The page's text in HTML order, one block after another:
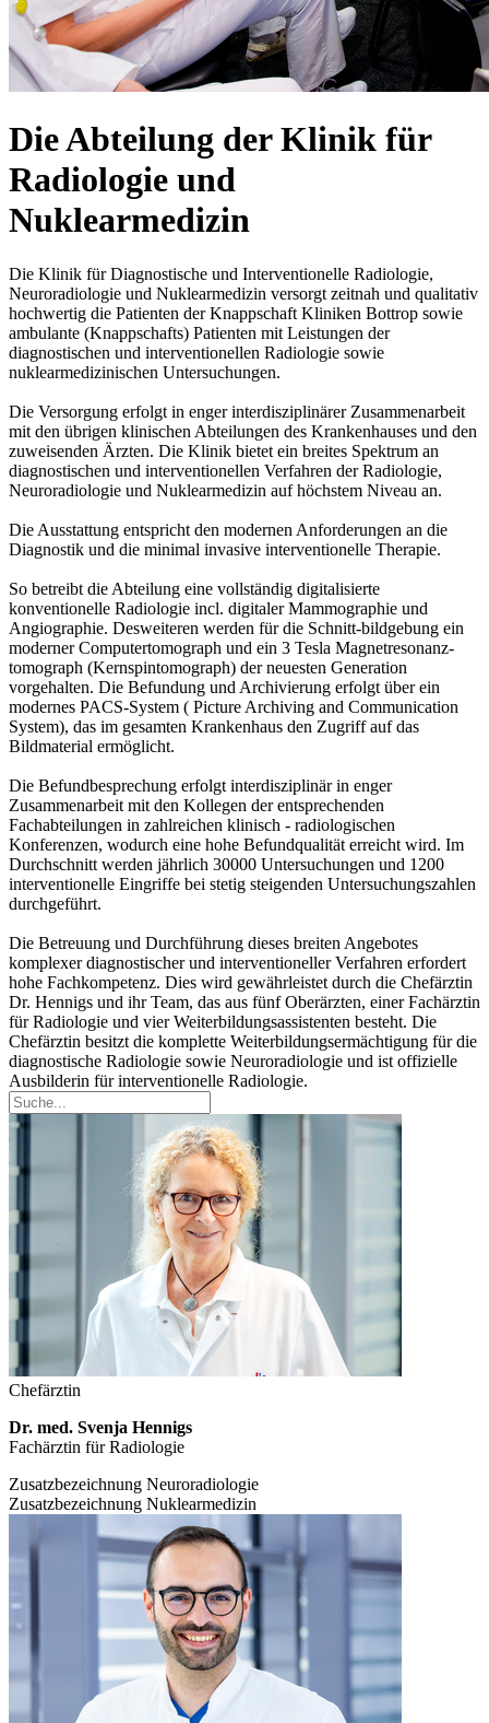
Die Abteilung der Klinik für
Radiologie und
Nuklearmedizin
Die Klinik für Diagnostische und Interventionelle Radiologie,
Neuroradiologie und Nuklearmedizin versorgt zeitnah und qualitativ
hochwertig die Patienten der Knappschaft Kliniken Bottrop sowie
ambulante (Knappschafts) Patienten mit Leistungen der
diagnostischen und interventionellen Radiologie sowie
nuklearmedizinischen Untersuchungen.
Die Versorgung erfolgt in enger interdisziplinärer Zusammenarbeit
mit den übrigen klinischen Abteilungen des Krankenhauses und den
zuweisenden Ärzten. Die Klinik bietet ein breites Spektrum an
diagnostischen und interventionellen Verfahren der Radiologie,
Neuroradiologie und Nuklearmedizin auf höchstem Niveau an.
Die Ausstattung entspricht den modernen Anforderungen an die
Diagnostik und die minimal invasive interventionelle Therapie.
So betreibt die Abteilung eine vollständig digitalisierte
konventionelle Radiologie incl. digitaler Mammographie und
Angiographie. Desweiteren werden für die Schnitt-bildgebung ein
moderner Computertomograph und ein 3 Tesla Magnetresonanz-
tomograph (Kernspintomograph) der neuesten Generation
vorgehalten. Die Befundung und Archivierung erfolgt über ein
modernes PACS-System ( Picture Archiving and Communication
System), das im gesamten Krankenhaus den Zugriff auf das
Bildmaterial ermöglicht.
Die Befundbesprechung erfolgt interdisziplinär in enger
Zusammenarbeit mit den Kollegen der entsprechenden
Fachabteilungen in zahlreichen klinisch - radiologischen
Konferenzen, wodurch eine hohe Befundqualität erreicht wird. Im
Durchschnitt werden jährlich 30000 Untersuchungen und 1200
interventionelle Eingriffe bei stetig steigenden Untersuchungszahlen
durchgeführt.
Die Betreuung und Durchführung dieses breiten Angebotes
komplexer diagnostischer und interventioneller Verfahren erfordert
hohe Fachkompetenz. Dies wird gewährleistet durch die Chefärztin
Dr. Hennigs und ihr Team, das aus fünf Oberärzten, einer Fachärztin
für Radiologie und vier Weiterbildungsassistenten besteht. Die
Chefärztin besitzt die komplette Weiterbildungsermächtigung für die
diagnostische Radiologie sowie Neuroradiologie und ist offizielle
Ausbilderin für interventionelle Radiologie.
Chefärztin
Dr. med. Svenja Hennigs
Fachärztin für Radiologie
Zusatzbezeichnung Neuroradiologie
Zusatzbezeichnung Nuklearmedizin